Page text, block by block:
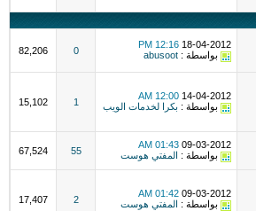
18-04-2012
12:16 PM
بواسطة : abusoot
0
82,206
14-04-2012
12:00 AM
بواسطة : بكرا لخدمات الويب 1
15,102
09-03-2012
01:43 AM
بواسطة :
المفتي هوست 55
67,524
09-03-2012
01:42 AM
بواسطة :
المفتي هوست 2
17,407